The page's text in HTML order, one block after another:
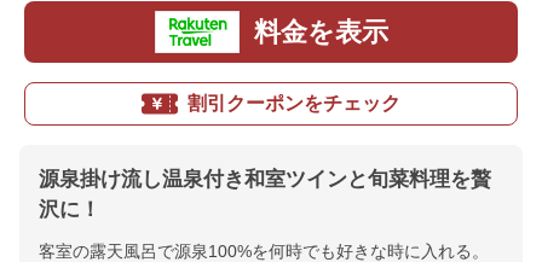
料金を表示
割引クーポンをチェック
源泉掛け流し温泉付き和室ツインと旬菜料理を贅
沢に！
客室の露天風呂で源泉100%を何時でも好きな時に入れる。